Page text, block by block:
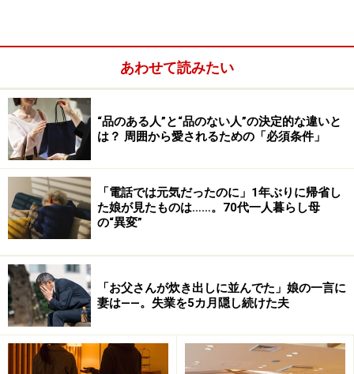
あわせて読みたい
“品のある人”と“品のない人”の決定的な違いと
は？ 周囲から愛されるための「必須条件」
「電話では元気だったのに」1年ぶりに帰省し
た娘が見たものは……。70代一人暮らし母
の“異変”
「お父さんが炊き出しに並んでた」娘の一言に
妻は――。失業を5カ月隠し続けた夫